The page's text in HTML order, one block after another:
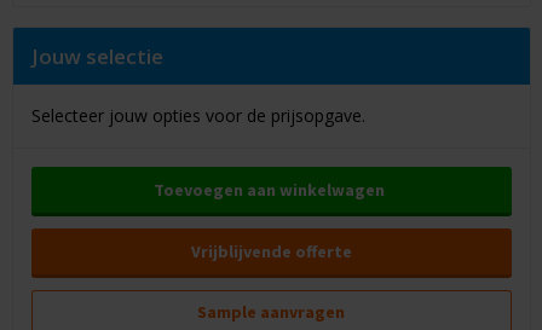
Jouw selectie
Selecteer jouw opties voor de prijsopgave.
Toevoegen aan winkelwagen
Vrijblijvende offerte
Sample aanvragen